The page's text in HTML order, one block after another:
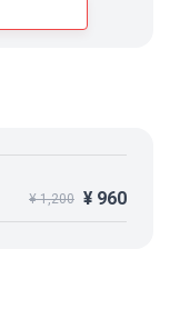
¥ 1,200 ¥ 960